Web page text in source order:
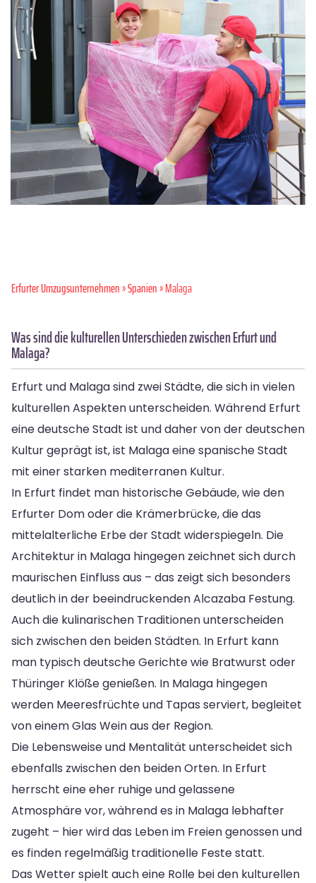
Erfurter Umzugsunternehmen»Spanien» Malaga
Was sind die kulturellen Unterschieden zwischen Erfurt und
Malaga?
Erfurt und Malaga sind zwei Städte, die sich in vielen
kulturellen Aspekten unterscheiden. Während Erfurt
eine deutsche Stadt ist und daher von der deutschen
Kultur geprägt ist, ist Malaga eine spanische Stadt
mit einer starken mediterranen Kultur.
In Erfurt findet man historische Gebäude, wie den
Erfurter Dom oder die Krämerbrücke, die das
mittelalterliche Erbe der Stadt widerspiegeln. Die
Architektur in Malaga hingegen zeichnet sich durch
maurischen Einfluss aus – das zeigt sich besonders
deutlich in der beeindruckenden Alcazaba Festung.
Auch die kulinarischen Traditionen unterscheiden
sich zwischen den beiden Städten. In Erfurt kann
man typisch deutsche Gerichte wie Bratwurst oder
Thüringer Klöße genießen. In Malaga hingegen
werden Meeresfrüchte und Tapas serviert, begleitet
von einem Glas Wein aus der Region.
Die Lebensweise und Mentalität unterscheidet sich
ebenfalls zwischen den beiden Orten. In Erfurt
herrscht eine eher ruhige und gelassene
Atmosphäre vor, während es in Malaga lebhafter
zugeht – hier wird das Leben im Freien genossen und
es finden regelmäßig traditionelle Feste statt.
Das Wetter spielt auch eine Rolle bei den kulturellen